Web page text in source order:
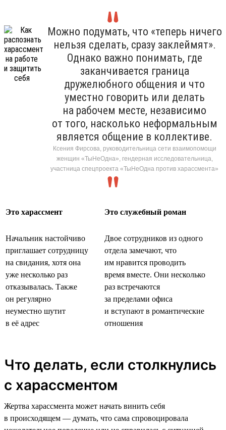
Можно подумать, что «теперь ничего
нельзя сделать, сразу заклеймят».
Однако важно понимать, где
заканчивается граница
дружелюбного общения и что
уместно говорить или делать
на рабочем месте, независимо
от того, насколько неформальным
является общение в коллективе.
Ксения Фирсова, руководительница сети взаимопомощи
женщин «ТыНеОдна», гендерная исследовательница,
участница спецпроекта «ТыНеОдна против харассмента»
Это харассмент Это служебный роман
Начальник настойчиво
приглашает сотрудницу
на свидания, хотя она
уже несколько раз
отказывалась. Также
он регулярно
неуместно шутит
в её адрес
Двое сотрудников из одного
отдела замечают, что
им нравится проводить
время вместе. Они несколько
раз встречаются
за пределами офиса
и вступают в романтические
отношения
Что делать, если столкнулись
с харассментом
Жертва харассмента может начать винить себя
в происходящем — думать, что сама спровоцировала